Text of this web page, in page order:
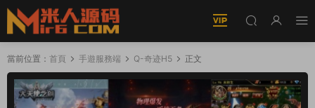
當前位置： 首頁 手遊服務端 Q-奇迹H5 正文